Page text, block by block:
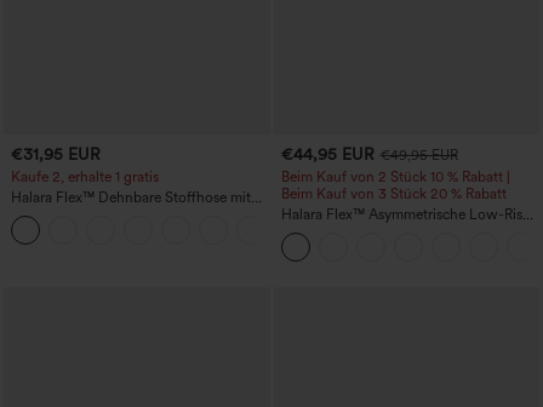
€31,95 EUR
Kaufe 2, erhalte 1 gratis
Halara Flex™ Dehnbare Stoffhose mit
hohem Bund und Seitentasche hinten
€44,95 EUR €49,95 EUR
Beim Kauf von 2 Stück 10 % Rabatt |
Beim Kauf von 3 Stück 20 % Rabatt
Halara Flex™ Asymmetrische Low-Rise-
Jeans mit Reißverschlusstaschen,
Baggy-Stil, weitem Bein, gewaschen,
lässig